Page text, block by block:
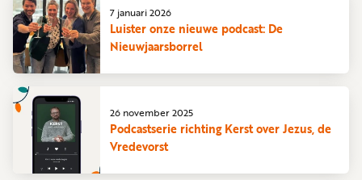
Luister onze nieuwe podcast: De
Nieuwjaarsborrel
7 januari 2026
Podcastserie richting Kerst over Jezus, de
Vredevorst
26 november 2025